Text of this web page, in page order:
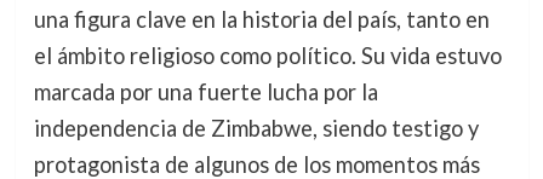
una figura clave en la historia del país, tanto en
el ámbito religioso como político. Su vida estuvo
marcada por una fuerte lucha por la
independencia de Zimbabwe, siendo testigo y
protagonista de algunos de los momentos más